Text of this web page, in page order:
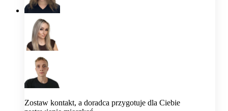
Zostaw kontakt, a doradca przygotuje dla Ciebie